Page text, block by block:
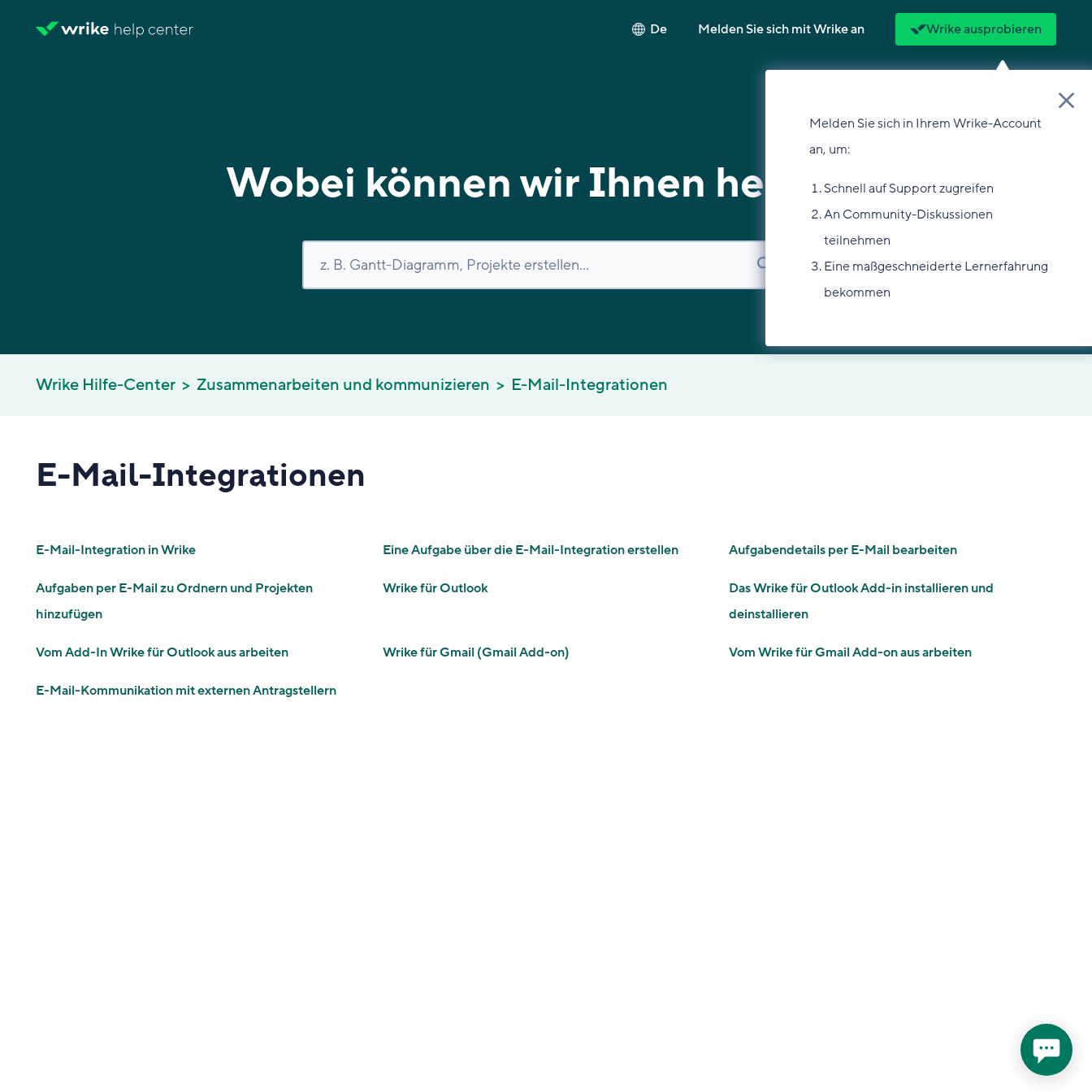
De Melden Sie sich mit Wrike an Wrike ausprobieren
Melden Sie sich in Ihrem Wrike-Account
an, um:
Schnell auf Support zugreifen
An Community-Diskussionen
teilnehmen
Eine maßgeschneiderte Lernerfahrung
bekommen
Wobei können wir Ihnen helfen?
Wrike Hilfe-Center Zusammenarbeiten und kommunizieren E-Mail-Integrationen
E-Mail-Integrationen
E-Mail-Integration in Wrike Eine Aufgabe über die E-Mail-Integration erstellen Aufgabendetails per E-Mail bearbeiten
Aufgaben per E-Mail zu Ordnern und Projekten
hinzufügen
Wrike für Outlook
Das Wrike für Outlook Add-in installieren und
deinstallieren
Vom Add-In Wrike für Outlook aus arbeiten Wrike für Gmail (Gmail Add-on) Vom Wrike für Gmail Add-on aus arbeiten
E-Mail-Kommunikation mit externen Antragstellern